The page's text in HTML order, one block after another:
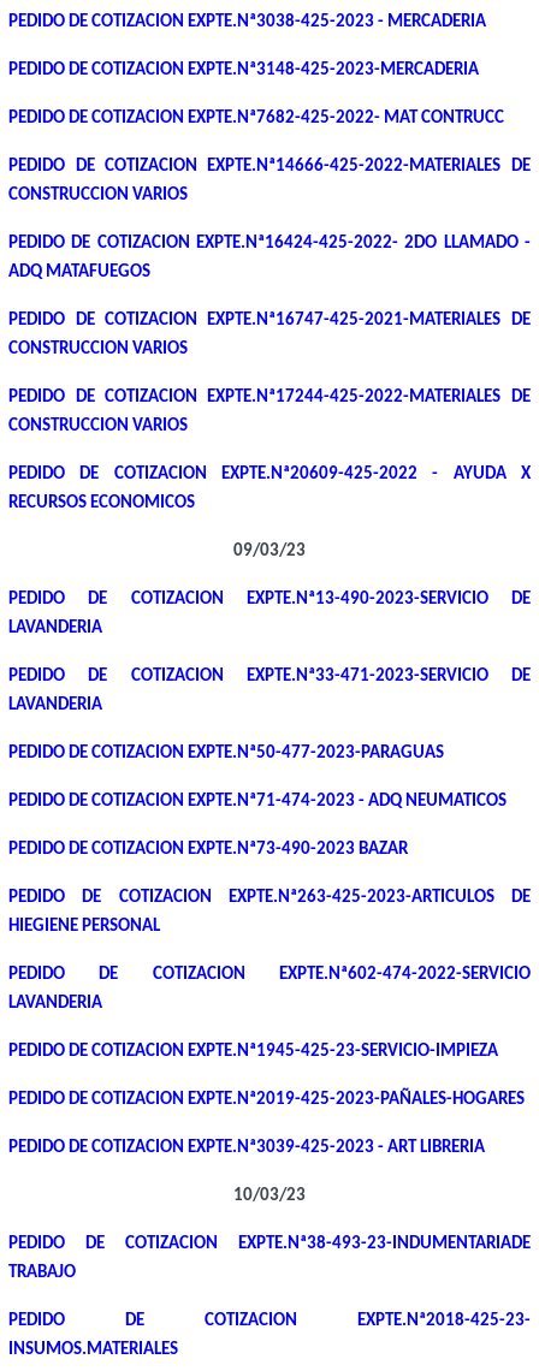
PEDIDO DE COTIZACION EXPTE.Nª3038-425-2023 - MERCADERIA
PEDIDO DE COTIZACION EXPTE.Nª3148-425-2023-MERCADERIA
PEDIDO DE COTIZACION EXPTE.Nª7682-425-2022- MAT CONTRUCC
PEDIDO DE COTIZACION EXPTE.Nª14666-425-2022-MATERIALES DE
CONSTRUCCION VARIOS
PEDIDO DE COTIZACION EXPTE.Nª16424-425-2022- 2DO LLAMADO -
ADQ MATAFUEGOS
PEDIDO DE COTIZACION EXPTE.Nª16747-425-2021-MATERIALES DE
CONSTRUCCION VARIOS
PEDIDO DE COTIZACION EXPTE.Nª17244-425-2022-MATERIALES DE
CONSTRUCCION VARIOS
PEDIDO DE COTIZACION EXPTE.Nª20609-425-2022 - AYUDA X
RECURSOS ECONOMICOS
09/03/23
PEDIDO DE COTIZACION EXPTE.Nª13-490-2023-SERVICIO DE
LAVANDERIA
PEDIDO DE COTIZACION EXPTE.Nª33-471-2023-SERVICIO DE
LAVANDERIA
PEDIDO DE COTIZACION EXPTE.Nª50-477-2023-PARAGUAS
PEDIDO DE COTIZACION EXPTE.Nª71-474-2023 - ADQ NEUMATICOS
PEDIDO DE COTIZACION EXPTE.Nª73-490-2023 BAZAR
PEDIDO DE COTIZACION EXPTE.Nª263-425-2023-ARTICULOS DE
HIEGIENE PERSONAL
PEDIDO DE COTIZACION EXPTE.Nª602-474-2022-SERVICIO
LAVANDERIA
PEDIDO DE COTIZACION EXPTE.Nª1945-425-23-SERVICIO-IMPIEZA
PEDIDO DE COTIZACION EXPTE.Nª2019-425-2023-PAÑALES-HOGARES
PEDIDO DE COTIZACION EXPTE.Nª3039-425-2023 - ART LIBRERIA
10/03/23
PEDIDO DE COTIZACION EXPTE.Nª38-493-23-INDUMENTARIADE
TRABAJO
PEDIDO DE COTIZACION EXPTE.Nª2018-425-23-
INSUMOS.MATERIALES